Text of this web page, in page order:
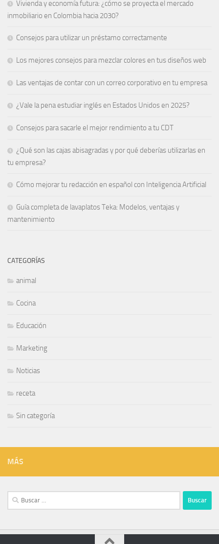
Vivienda y economía futura: ¿cómo se proyecta el mercado
inmobiliario en Colombia hacia 2030?
Consejos para utilizar un préstamo correctamente
Los mejores consejos para mezclar colores en tus diseños web
Las ventajas de contar con un correo corporativo en tu empresa
¿Vale la pena estudiar inglés en Estados Unidos en 2025?
Consejos para sacarle el mejor rendimiento a tu CDT
¿Qué son las cajas abisagradas y por qué deberías utilizarlas en
tu empresa?
Cómo mejorar tu redacción en español con Inteligencia Artificial
Guía completa de lavaplatos Teka: Modelos, ventajas y
mantenimiento
CATEGORÍAS
animal
Cocina
Educación
Marketing
Noticias
receta
Sin categoría
MÁS
Buscar: